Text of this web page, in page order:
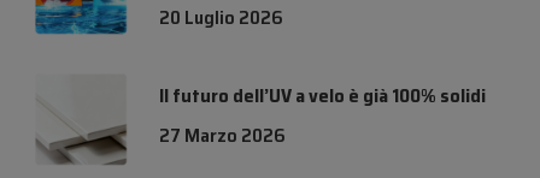
20 Luglio 2026
Il futuro dell’UV a velo è già 100% solidi
27 Marzo 2026